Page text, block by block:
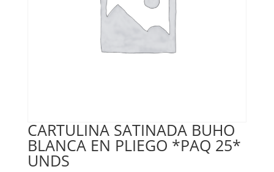
CARTULINA SATINADA BUHO
BLANCA EN PLIEGO *PAQ 25*
UNDS